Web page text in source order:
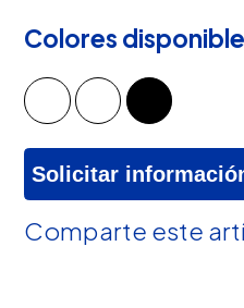
Colores
Solicitar
Comparte este